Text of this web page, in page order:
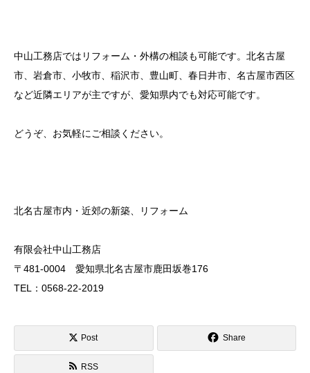
中山工務店ではリフォーム・外構の相談も可能です。北名古屋
市、岩倉市、小牧市、稲沢市、豊山町、春日井市、名古屋市西区
など近隣エリアが主ですが、愛知県内でも対応可能です。
どうぞ、お気軽にご相談ください。
北名古屋市内・近郊の新築、リフォーム
有限会社中山工務店
〒481-0004 愛知県北名古屋市鹿田坂巻176
TEL：0568-22-2019
Post Share
RSS